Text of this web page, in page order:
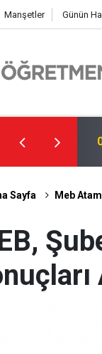
Manşetler Günün
Sayfa Meb